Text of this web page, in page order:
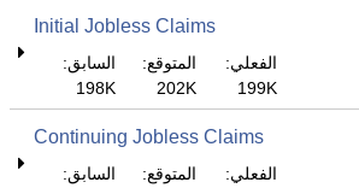
Initial Jobless Claims
الفعلي:
199K
المتوقع:
202K
السابق:
198K
Continuing Jobless Claims
الفعلي:
المتوقع:
السابق: